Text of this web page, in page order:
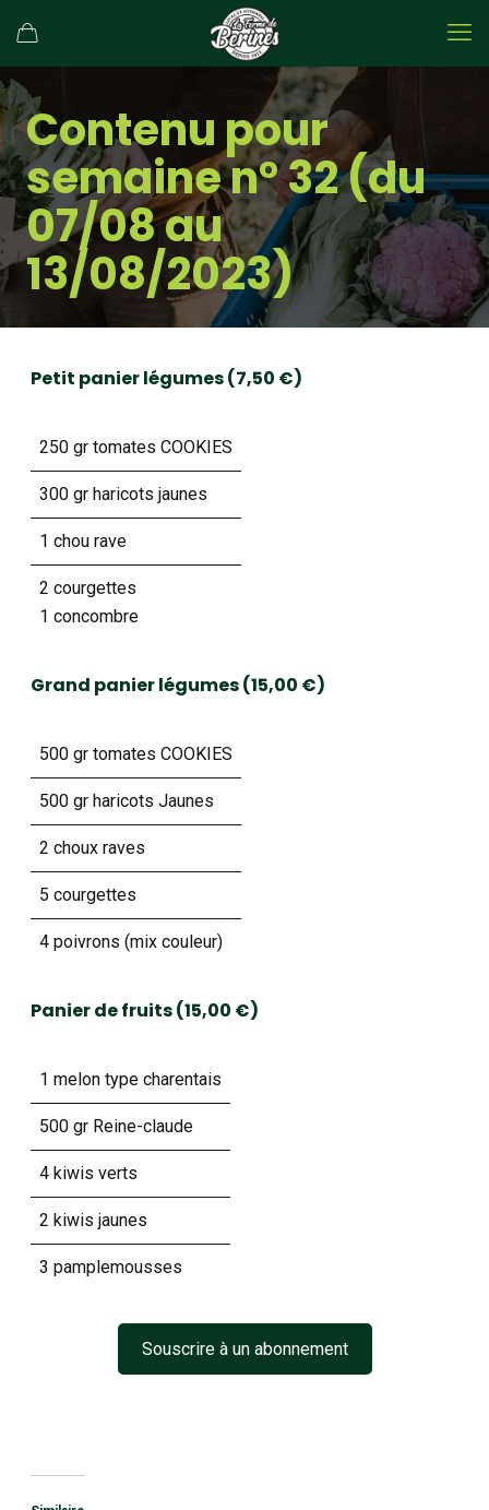
Contenu pour
semaine n° 32 (du
07/08 au
13/08/2023)
Petit panier légumes (7,50 €)
250 gr tomates COOKIES
300 gr haricots jaunes
1 chou rave
2 courgettes
1 concombre
Grand panier légumes (15,00 €)
500 gr tomates COOKIES
500 gr haricots Jaunes
2 choux raves
5 courgettes
4 poivrons (mix couleur)
Panier de fruits (15,00 €)
1 melon type charentais
500 gr Reine-claude
4 kiwis verts
2 kiwis jaunes
3 pamplemousses
Souscrire à un abonnement